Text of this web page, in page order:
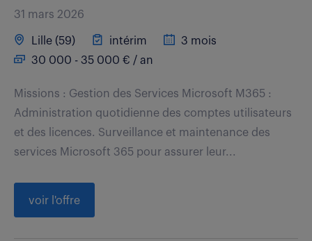
31 mars 2026
Lille (59) intérim
3 mois
30 000 - 35 000 € / an
Missions : Gestion des Services Microsoft M365 :
Administration quotidienne des comptes utilisateurs
et des licences. Surveillance et maintenance des
services Microsoft 365 pour assurer leur...
voir l'offre